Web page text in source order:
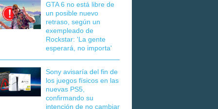
GTA 6 no está libre de
un posible nuevo
retraso, según un
exempleado de
Rockstar: 'La gente
esperará, no importa'
Sony avisaría del fin de
los juegos físicos en las
nuevas PS5,
confirmando su
intención de no cambiar